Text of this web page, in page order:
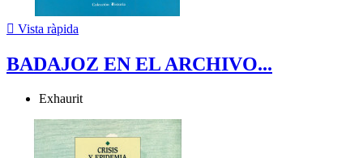
 Vista ràpida
BADAJOZ EN EL ARCHIVO...
Exhaurit